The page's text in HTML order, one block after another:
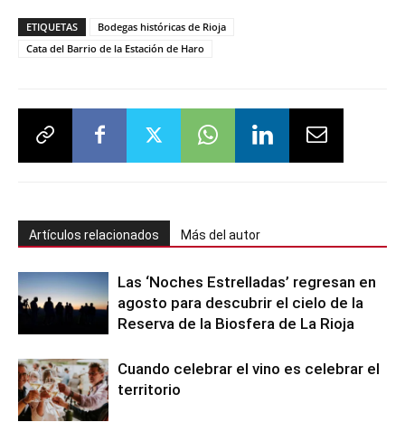
ETIQUETAS
Bodegas históricas de Rioja
Cata del Barrio de la Estación de Haro
Artículos relacionados Más del autor
Las ‘Noches Estrelladas’ regresan en
agosto para descubrir el cielo de la
Reserva de la Biosfera de La Rioja
Cuando celebrar el vino es celebrar el
territorio